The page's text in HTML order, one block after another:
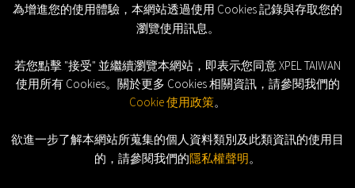
為增進您的使用體驗，本網站透過使用 Cookies 記錄與存取您的
瀏覽使用訊息。
若您點擊 "接受" 並繼續瀏覽本網站，即表示您同意 XPEL TAIWAN
使用所有 Cookies。關於更多 Cookies 相關資訊，請參閱我們的
Cookie 使用政策。
欲進一步了解本網站所蒐集的個人資料類別及此類資訊的使用目
的，請參閱我們的隱私權聲明。